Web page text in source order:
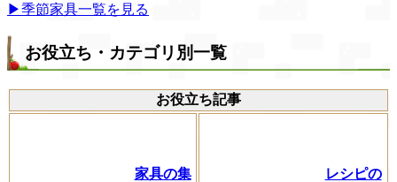
▶季節家具一覧を見る
お役立ち・カテゴリ別一覧
お役立ち記事
家具の集
レシピの